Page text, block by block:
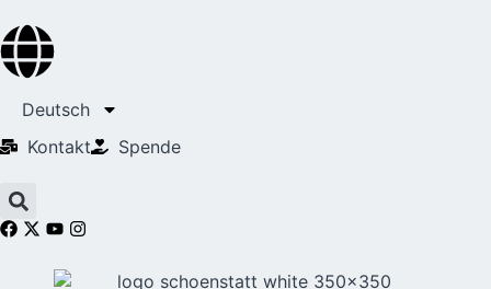
Deutsch
Kontakt
Spende